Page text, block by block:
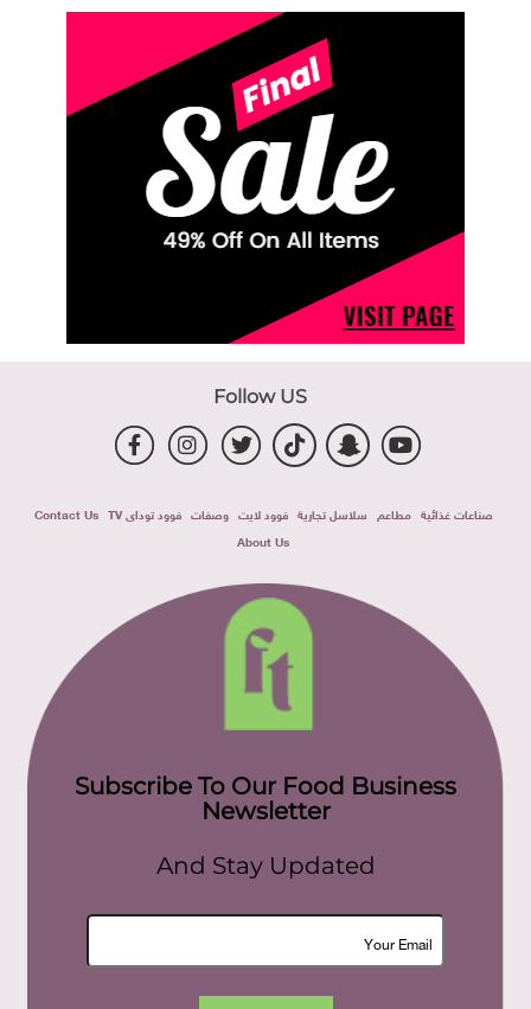
Follow US
صناعات غذائية مطاعم سلاسل تجارية فوود لايت وصفات فوود توداى TV
Contact Us
About Us
Subscribe To Our Food Business
Newsletter
And Stay Updated